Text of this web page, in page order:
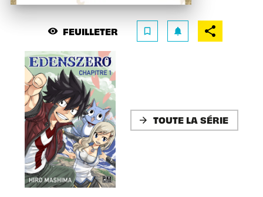
visibility FEUILLETER bookmark_border notifications
arrow_forward TOUTE LA SÉRIE